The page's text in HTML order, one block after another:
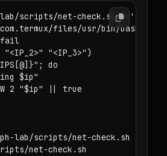
scripts/net-check.sh <<'EOF'
files/usr/bin/bash
"<IP_2>" "<IP_3>")
do
$ip"
2 "$ip" || true
lab/scripts/net-check.sh
net-check.sh